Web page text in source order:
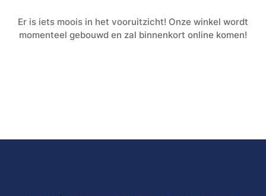
Er is iets moois in het vooruitzicht! Onze winkel wordt
momenteel gebouwd en zal binnenkort online komen!